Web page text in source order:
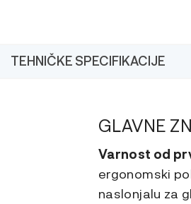
TEHNIČKE SPECIFIKACIJE
GLAVNE
Varnost od
ergonomski
naslonjalu za